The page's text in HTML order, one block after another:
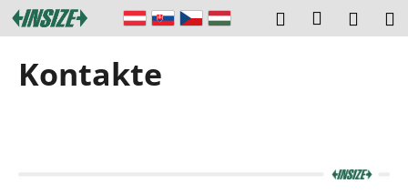
Zum
Inhalt
springen
SuchenLogin
Kontakte
W
a
zum
zum